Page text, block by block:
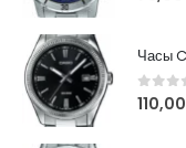
Часы
0out
110,00